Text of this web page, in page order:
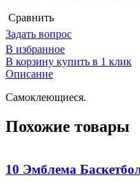
Cравнить
Задать вопрос
В избранное
В корзину купить в 1 клик
Описание
Самоклеющиеся.
Похожие товары
10 Эмблема